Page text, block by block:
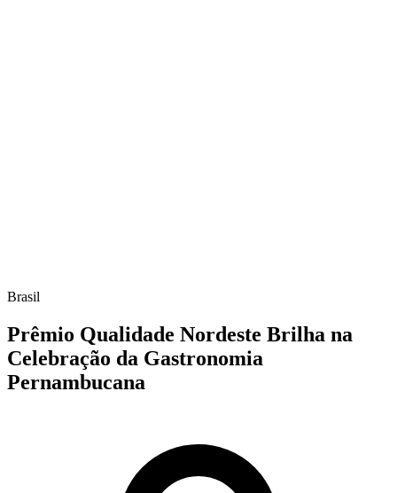
Brasil
Prêmio Qualidade Nordeste Brilha na
Celebração da Gastronomia
Pernambucana